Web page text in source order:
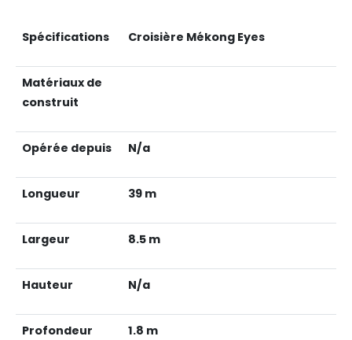
Spécifications Croisière Mékong Eyes
Matériaux de
construit
Opérée depuis N/a
Longueur 39 m
Largeur 8.5 m
Hauteur N/a
Profondeur 1.8 m